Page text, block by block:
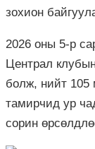
зохион
2026 оны 5-р
Централ
болж, нийт 105
тамирчид ур
сорин